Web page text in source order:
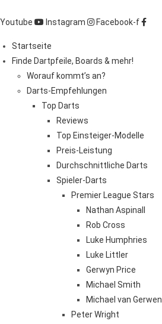
Inhalt
Youtube Instagram Facebook-f
Startseite
Finde Dartpfeile, Boards & mehr!
Worauf kommt’s an?
Darts-Empfehlungen
Top Darts
Reviews
Top Einsteiger-Modelle
Preis-Leistung
Durchschnittliche Darts
Spieler-Darts
Premier League Stars
Nathan Aspinall
Rob Cross
Luke Humphries
Luke Littler
Gerwyn Price
Michael Smith
Michael van Gerwen
Peter Wright